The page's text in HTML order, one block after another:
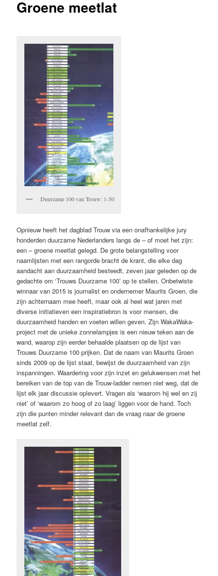
Groene meetlat
Duurzame 100 van Trouw: 1-50
Opnieuw heeft het dagblad Trouw via een onafhankelijke jury
honderden duurzame Nederlanders langs de – of moet het zijn:
een – groene meetlat gelegd. De grote belangstelling voor
naamlijsten met een rangorde bracht de krant, die elke dag
aandacht aan duurzaamheid besteedt, zeven jaar geleden op de
gedachte om ‘Trouws Duurzame 100’ op te stellen. Onbetwiste
winnaar van 2015 is journalist en ondernemer Maurits Groen, die
zijn achternaam mee heeft, maar ook al heel wat jaren met
diverse initiatieven een inspiratiebron is voor mensen, die
duurzaamheid handen en voeten willen geven. Zijn WakaWaka-
project met de unieke zonnelampjes is een nieuw teken aan de
wand, waarop zijn eerder behaalde plaatsen op de lijst van
Trouws Duurzame 100 prijken. Dat de naam van Maurits Groen
sinds 2009 op de lijst staat, bewijst de duurzaamheid van zijn
inspanningen. Waardering voor zijn inzet en gelukwensen met het
bereiken van de top van de Trouw-ladder nemen niet weg, dat de
lijst elk jaar discussie oplevert. Vragen als ‘waarom hij wel en zij
niet’ of ‘waarom zo hoog of zo laag’ liggen voor de hand. Toch
zijn die punten minder relevant dan de vraag naar de groene
meetlat zelf.